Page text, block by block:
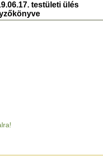
testületi ülés